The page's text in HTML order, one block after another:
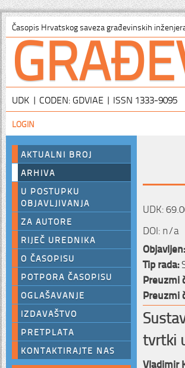
Časopis Hrvatskog saveza građevinskih
UDK | CODEN: GDVIAE | ISSN 1333-9095
LOGIN
AKTUALNI BROJ
ARHIVA
U POSTUPKU
OBJAVLJIVANJA
ZA AUTORE
RIJEČ UREDNIKA
O ČASOPISU
POTPORA ČASOPISU
OGLAŠAVANJE
IZDAVAŠTVO
PRETPLATA
KONTAKTIRAJTE NAS
UDK:
DOI: n/a
Objavljen:
Tip rada:
Preuzmi
Preuzmi
tvrtki
Vladimir